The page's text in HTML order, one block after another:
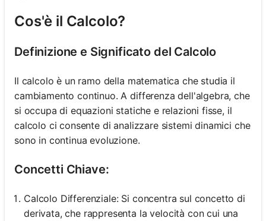
Cos'è il Calcolo?
Definizione e Significato del Calcolo
Il calcolo è un ramo della matematica che studia il
cambiamento continuo. A differenza dell'algebra, che
si occupa di equazioni statiche e relazioni fisse, il
calcolo ci consente di analizzare sistemi dinamici che
sono in continua evoluzione.
Concetti Chiave:
Calcolo Differenziale: Si concentra sul concetto di
derivata, che rappresenta la velocità con cui una